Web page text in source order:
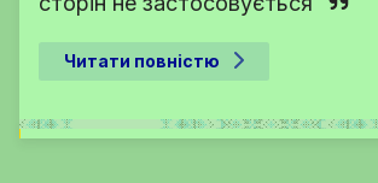
Читати повністю